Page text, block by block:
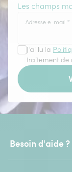
Les champs
Adresse e-mail *
J'ai lu la
traitement de
Besoin d'aide ?